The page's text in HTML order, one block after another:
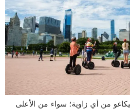
من أي زاوية؛ سواء من الأعلى